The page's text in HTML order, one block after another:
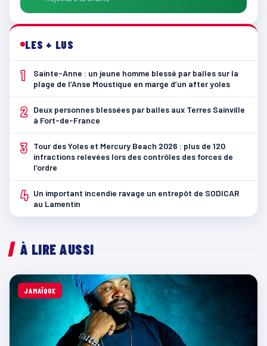
LES + LUS
1
Sainte-Anne : un jeune homme blessé par balles sur la
plage de l’Anse Moustique en marge d’un after yoles
2
Deux personnes blessées par balles aux Terres Sainville
à Fort-de-France
3
Tour des Yoles et Mercury Beach 2026 : plus de 120
infractions relevées lors des contrôles des forces de
l’ordre
4 Un important incendie ravage un entrepôt de SODICAR
au Lamentin
À LIRE AUSSI
JAMAÏQUE